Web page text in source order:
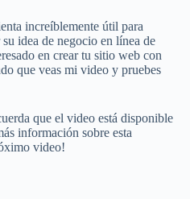
increíblemente útil para
idea de negocio en línea de
en crear tu sitio web con
que veas mi video y pruebes
que el video está disponible
información sobre esta
video!